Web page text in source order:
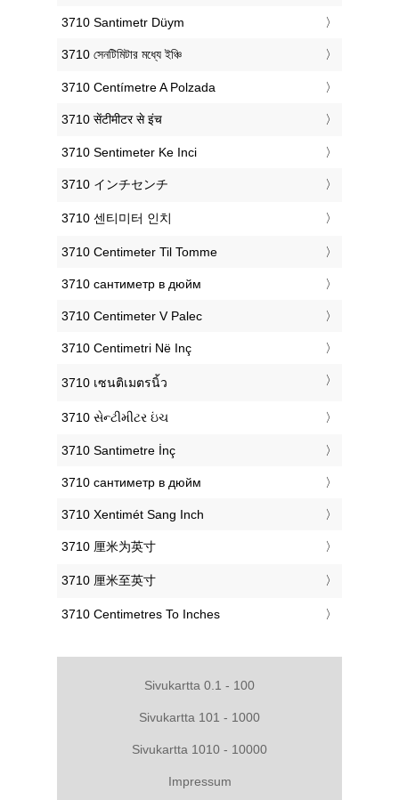
‎3710 Santimetr Düym
‎3710 সেনটিমিটার মধ্যে ইঞ্চি
‎3710 Centímetre A Polzada
‎3710 सेंटीमीटर से इंच
‎3710 Sentimeter Ke Inci
‎3710 インチセンチ
‎3710 센티미터 인치
‎3710 Centimeter Til Tomme
‎3710 сантиметр в дюйм
‎3710 Centimeter V Palec
‎3710 Centimetri Në Inç
‎3710 เซนติเมตรนิ้ว
‎3710 સેન્ટીમીટર ઇંચ
‎3710 Santimetre İnç
‎3710 сантиметр в дюйм
‎3710 Xentimét Sang Inch
‎3710 厘米为英寸
‎3710 厘米至英寸
‎3710 Centimetres To Inches
Sivukartta 0.1 - 100
Sivukartta 101 - 1000
Sivukartta 1010 - 10000
Impressum